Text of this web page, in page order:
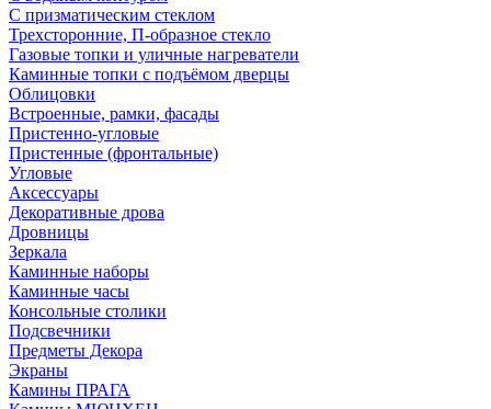
С призматическим стеклом
Трехсторонние, П-образное стекло
Газовые топки и уличные нагреватели
Каминные топки с подъёмом дверцы
Облицовки
Встроенные, рамки, фасады
Пристенно-угловые
Пристенные (фронтальные)
Угловые
Аксессуары
Декоративные дрова
Дровницы
Зеркала
Каминные наборы
Каминные часы
Консольные столики
Подсвечники
Предметы Декора
Экраны
Камины ПРАГА